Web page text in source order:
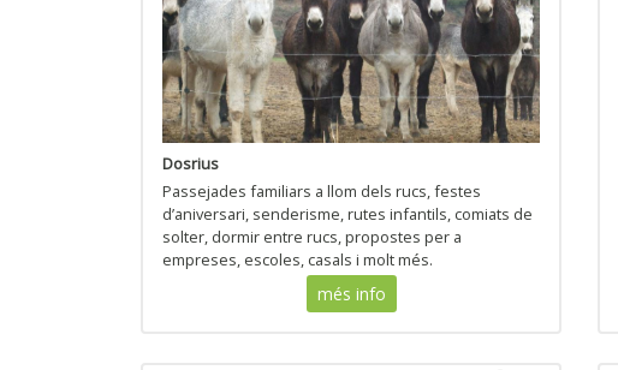
Dosrius
Passejades familiars a llom dels rucs, festes
d’aniversari, senderisme, rutes infantils, comiats de
solter, dormir entre rucs, propostes per a
empreses, escoles, casals i molt més.
més info